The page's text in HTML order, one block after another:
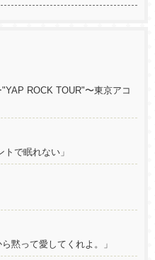
ROCK TOUR"〜東京アコ
で眠れない」
黙って愛してくれよ。」